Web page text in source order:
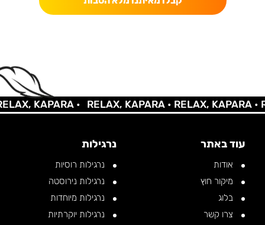
KAPARA • RELAX, KAPARA •RELAX, KAPARA •
עוד באתר
אודות
מיקור חוץ
בלוג
צרו קשר
נרגילות
נרגילות רוסיות
נרגילות נירוסטה
נרגילות מיוחדות
נרגילות יוקרתיות